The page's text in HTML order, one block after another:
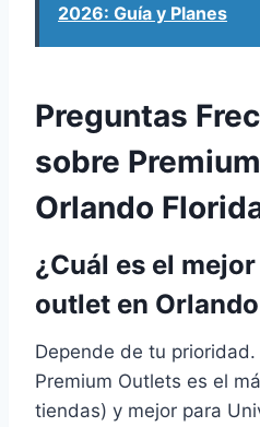
2026: Guía y Planes
Preguntas
sobre
Orlando
¿Cuál es el
outlet en
Depende de tu
Premium Outlets es el
tiendas) y mejor para